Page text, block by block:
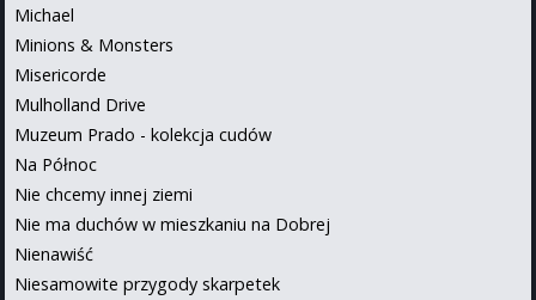
Michael
Minions & Monsters
Misericorde
Mulholland Drive
Muzeum Prado - kolekcja cudów
Na Północ
Nie chcemy innej ziemi
Nie ma duchów w mieszkaniu na Dobrej
Nienawiść
Niesamowite przygody skarpetek